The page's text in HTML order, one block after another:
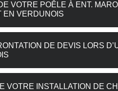
VOTRE POÊLE À ENT.
EN VERDUNOIS
DE DEVIS LORS
VOTRE INSTALLATION DE